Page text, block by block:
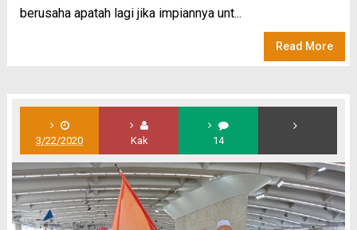
berusaha apatah lagi jika impiannya unt...
Read More
3/22/2020 Kak 14